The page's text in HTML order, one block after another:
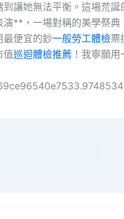
讓她無法平衡。這場荒
演**，一場對稱的美學祭典
最便宜的鈔一般勞工體檢票
值巡迴體檢推薦 ！我寧願用